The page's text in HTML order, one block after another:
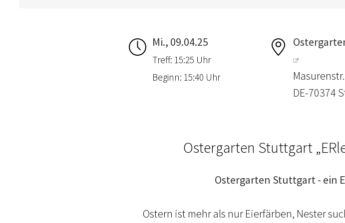
Mi., 09.04.25
Treff: 15:25 Uhr
Beginn: 15:40 Uhr
DE-70374
Ostergarten Stuttgart
Ostergarten Stuttgart - ein
Ostern ist mehr als nur Eierfärben, Nester